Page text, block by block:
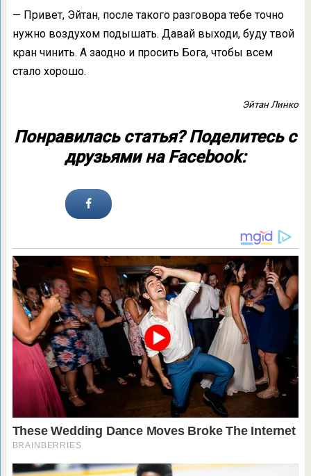
— Привет, Эйтан, после такого разговора тебе точно
нужно воздухом подышать. Давай выходи, буду твой
кран чинить. А заодно и просить Бога, чтобы всем
стало хорошо.
Эйтан Линко
Понравилась статья? Поделитесь с
друзьями на Facebook: